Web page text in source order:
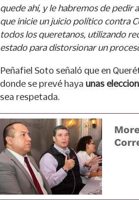
quede ahí, y le habremos de pedir
que inicie un juicio político contra
todos los queretanos, utilizando
estado para distorsionar un
Peñafiel Soto señaló que en
donde se prevé haya unas
sea respetada.